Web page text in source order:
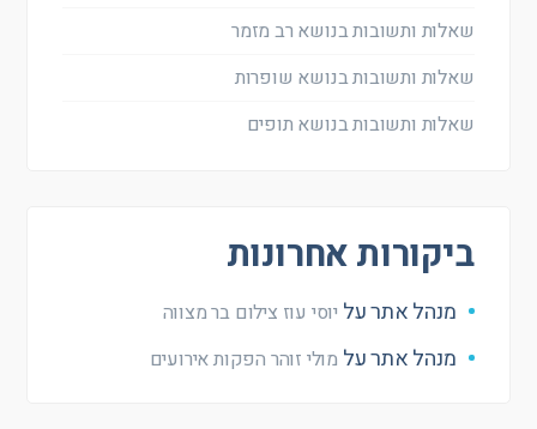
שאלות ותשובות בנושא רב מזמר
שאלות ותשובות בנושא שופרות
שאלות ותשובות בנושא תופים
ביקורות אחרונות
מנהל אתרעליוסי עוז צילום בר מצווה
מנהל אתרעלמולי זוהר הפקות אירועים